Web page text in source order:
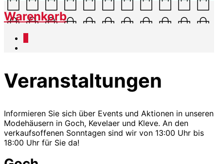
Warenkorb
Veranstaltungen
Informieren Sie sich über Events und Aktionen in unseren
Modehäusern in Goch, Kevelaer und Kleve. An den
verkaufsoffenen Sonntagen sind wir von 13:00 Uhr bis
18:00 Uhr für Sie da!